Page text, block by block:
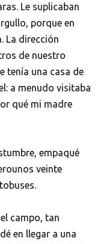
Le suplicaban
porque en
La dirección
de nuestro
tenía una casa de
a menudo visitaba
qué mi madre
empaqué
veinte
campo, tan
en llegar a una